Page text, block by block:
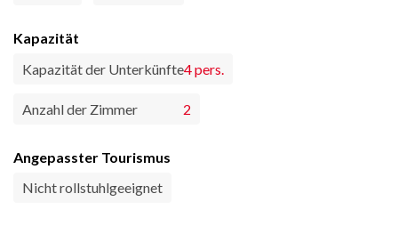
Kapazität
Kapazität der Unterkünfte4 pers.
Anzahl der Zimmer 2
Angepasster Tourismus
Nicht rollstuhlgeeignet